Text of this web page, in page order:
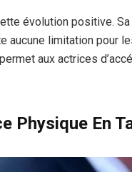
évolution positive.
aucune limitation pour
aux actrices
Physique En